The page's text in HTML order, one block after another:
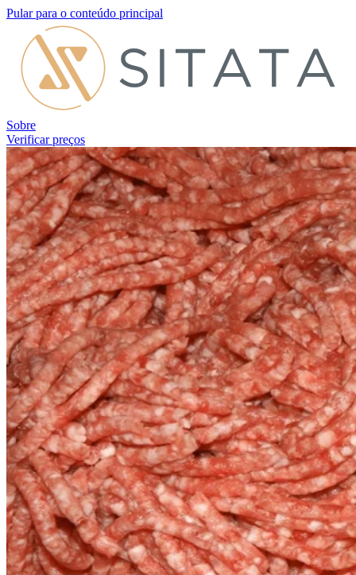
Pular para o conteúdo principal
Sobre
Verificar preços